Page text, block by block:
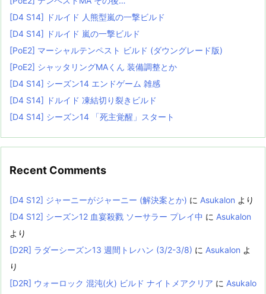
[D4 S14] ドルイド 人熊型嵐の一撃ビルド
[D4 S14] ドルイド 嵐の一撃ビルド
[PoE2] マーシャルテンペスト ビルド (ダウングレード版)
[PoE2] シャッタリングMAくん 装備調整とか
[D4 S14] シーズン14 エンドゲーム 雑感
[D4 S14] ドルイド 凍結切り裂きビルド
[D4 S14] シーズン14 「死主覚醒」スタート
Recent Comments
[D4 S12] ジャーニーがジャーニー (解決案とか) に Asukalon より
[D4 S12] シーズン12 血宴殺戮 ソーサラー プレイ中 に Asukalon
より
[D2R] ラダーシーズン13 週間トレハン (3/2-3/8) に Asukalon よ
り
[D2R] ウォーロック 混沌(火) ビルド ナイトメアクリア に Asukalo